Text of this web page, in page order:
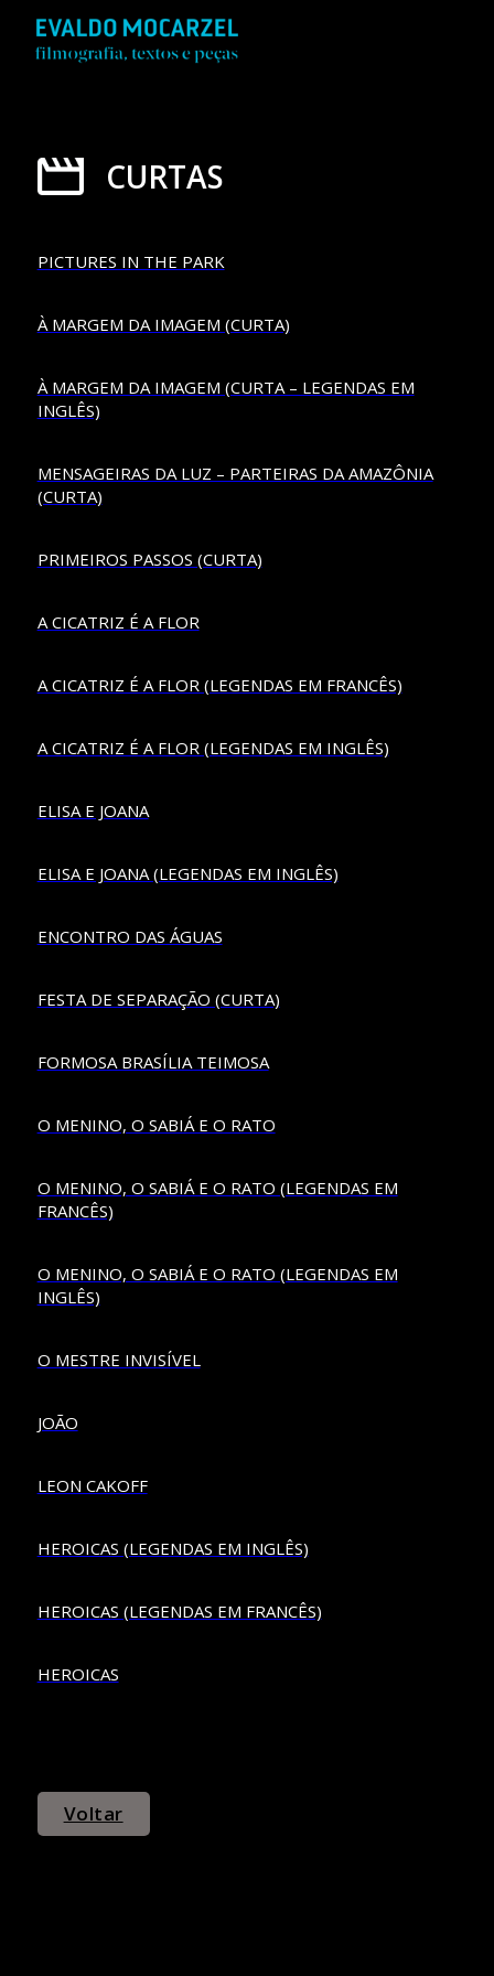
CURTAS
PICTURES IN THE PARK
À MARGEM DA IMAGEM (CURTA)
À MARGEM DA IMAGEM (CURTA – LEGENDAS EM
INGLÊS)
MENSAGEIRAS DA LUZ – PARTEIRAS DA AMAZÔNIA
(CURTA)
PRIMEIROS PASSOS (CURTA)
A CICATRIZ É A FLOR
A CICATRIZ É A FLOR (LEGENDAS EM FRANCÊS)
A CICATRIZ É A FLOR (LEGENDAS EM INGLÊS)
ELISA E JOANA
ELISA E JOANA (LEGENDAS EM INGLÊS)
ENCONTRO DAS ÁGUAS
FESTA DE SEPARAÇÃO (CURTA)
FORMOSA BRASÍLIA TEIMOSA
O MENINO, O SABIÁ E O RATO
O MENINO, O SABIÁ E O RATO (LEGENDAS EM
FRANCÊS)
O MENINO, O SABIÁ E O RATO (LEGENDAS EM
INGLÊS)
O MESTRE INVISÍVEL
JOÃO
LEON CAKOFF
HEROICAS (LEGENDAS EM INGLÊS)
HEROICAS (LEGENDAS EM FRANCÊS)
HEROICAS
Voltar